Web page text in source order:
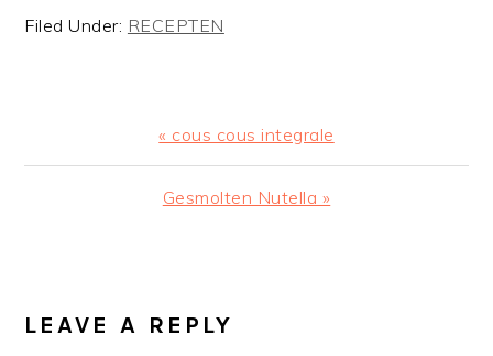
Filed Under: RECEPTEN
Previous
Post:
« cous cous integrale
Next
Gesmolten Nutella »
INTERACTIONS
LEAVE A REPLY